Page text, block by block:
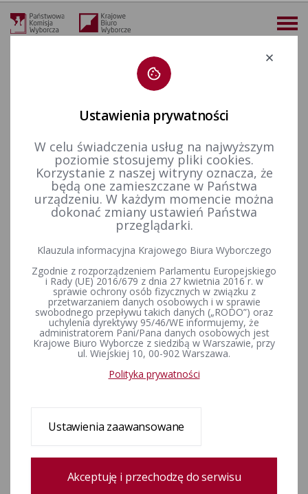
Deklaracja dostępności
więcej
Wybory i referenda Wybory do Parlamentu Europejskiego Wybory do Parlamentu Europejskiego w 2014&nbsp;r.
Informacje ogólne
Rozporządzenie Ministra
Spraw Wewnętrznych i
Administracji z dnia 22 lipca
2011 r. w sprawie
współdziałania terenowych
organów administracji
rządowej z Krajowym Biurem
158-940.pdf [Rozporządzenie Ministra Spraw Wewnętrznych i
Administracji z dnia 22 lipca 2011 r. ]
Ustawienia prywatności
W celu świadczenia usług na najwyższym
poziomie stosujemy pliki cookies.
Korzystanie z naszej witryny oznacza, że
będą one zamieszczane w Państwa
urządzeniu. W każdym momencie można
dokonać zmiany ustawień Państwa
przeglądarki.
Klauzula informacyjna Krajowego Biura Wyborczego
Zgodnie z rozporządzeniem Parlamentu Europejskiego
i Rady (UE) 2016/679 z dnia 27 kwietnia 2016 r. w
sprawie ochrony osób fizycznych w związku z
przetwarzaniem danych osobowych i w sprawie
swobodnego przepływu takich danych („RODO”) oraz
uchylenia dyrektywy 95/46/WE informujemy, że
administratorem Pani/Pana danych osobowych jest
Krajowe Biuro Wyborcze z siedzibą w Warszawie, przy
ul. Wiejskiej 10, 00-902 Warszawa.
Polityka prywatności
Ustawienia zaawansowane
Akceptuję i przechodzę do serwisu